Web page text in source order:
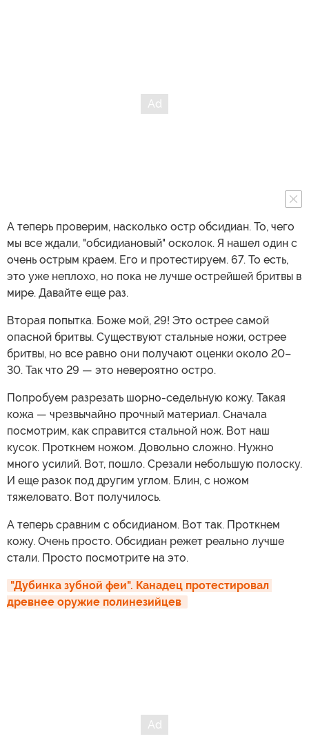
А теперь проверим, насколько остр обсидиан. То, чего
мы все ждали, "обсидиановый" осколок. Я нашел один с
очень острым краем. Его и протестируем. 67. То есть,
это уже неплохо, но пока не лучше острейшей бритвы в
мире. Давайте еще раз.
Вторая попытка. Боже мой, 29! Это острее самой
опасной бритвы. Существуют стальные ножи, острее
бритвы, но все равно они получают оценки около 20–
30. Так что 29 — это невероятно остро.
Попробуем разрезать шорно-седельную кожу. Такая
кожа — чрезвычайно прочный материал. Сначала
посмотрим, как справится стальной нож. Вот наш
кусок. Проткнем ножом. Довольно сложно. Нужно
много усилий. Вот, пошло. Срезали небольшую полоску.
И еще разок под другим углом. Блин, с ножом
тяжеловато. Вот получилось.
А теперь сравним с обсидианом. Вот так. Проткнем
кожу. Очень просто. Обсидиан режет реально лучше
стали. Просто посмотрите на это.
"Дубинка зубной феи". Канадец протестировал
древнее оружие полинезийцев